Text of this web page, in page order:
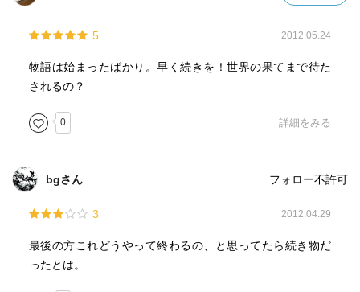
5 2012.05.24
物語は始まったばかり。早く続きを！世界の果てまで待た
されるの？
0 詳細をみる
bgさん フォロー不許可
3 2012.04.29
最後の方これどうやって終わるの、と思ってたら続き物だ
ったとは。